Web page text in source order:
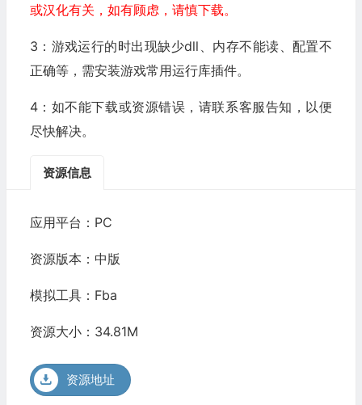
或汉化有关，如有顾虑，请慎下载。
3：游戏运行的时出现缺少dll、内存不能读、配置不
正确等，需安装游戏常用运行库插件。
4：如不能下载或资源错误，请联系客服告知，以便
尽快解决。
资源信息
应用平台：PC
资源版本：中版
模拟工具：Fba
资源大小：34.81M
资源地址